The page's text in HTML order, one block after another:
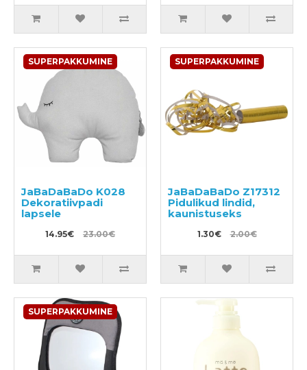
SUPERPAKKUMINE
JaBaDaBaDo K028
Dekoratiivpadi
lapsele
14.95€ 23.00€
SUPERPAKKUMINE
JaBaDaBaDo Z17312
Pidulikud lindid,
kaunistuseks
1.30€ 2.00€
SUPERPAKKUMINE